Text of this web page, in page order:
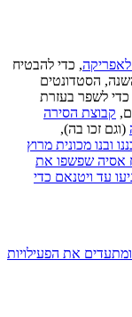
, כדי להבטיח
הסטדונטים
כדי לשפר בעזרת
קבוצת הסירה
(וגם זכו בה),
ובנו מכונית מרוץ
אסיה שפשפו את
עד ויטנאם כדי
ומתעדים את הפעילויות